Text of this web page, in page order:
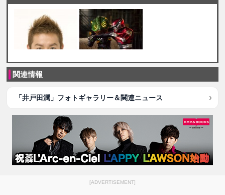
関連情報
「井戸田潤」フォトギャラリー＆関連ニュース
[ADVERTISEMENT]